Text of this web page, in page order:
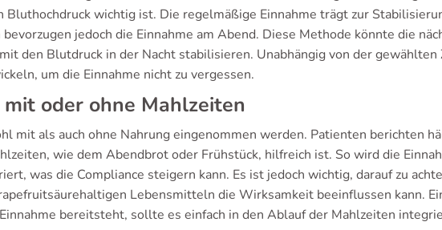
Bluthochdruck wichtig ist. Die regelmäßige Einnahme trägt zur
jedoch die Einnahme am Abend. Diese Methode könnte die
den Blutdruck in der Nacht stabilisieren. Unabhängig von der
um die Einnahme nicht zu vergessen.
mit oder ohne Mahlzeiten
mit als auch ohne Nahrung eingenommen werden. Patienten berichten
wie dem Abendbrot oder Frühstück, hilfreich ist. So wird die
was die Compliance steigern kann. Es ist jedoch wichtig, darauf zu
Lebensmitteln die Wirksamkeit beeinflussen kann.
bereitsteht, sollte es einfach in den Ablauf der Mahlzeiten